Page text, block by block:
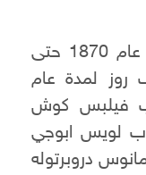
تولى ادارتها الاب يوحنا بلو من عام 1870 حتى
روز لمدة عام
الاب فيلبس كوش
لويس ابوجي
دروبرتوله